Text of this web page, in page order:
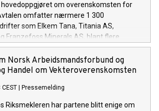
hovedoppgjøret om overenskomsten for
omfatter nærmere 1 300
som Elkem Tana, Titania AS,
Franzefoss Minerals AS, blant flere.
Norsk Arbeidsmandsforbund og
Handel om Vekteroverenskomsten
Pressemelding
Riksmekleren har partene blitt enige om